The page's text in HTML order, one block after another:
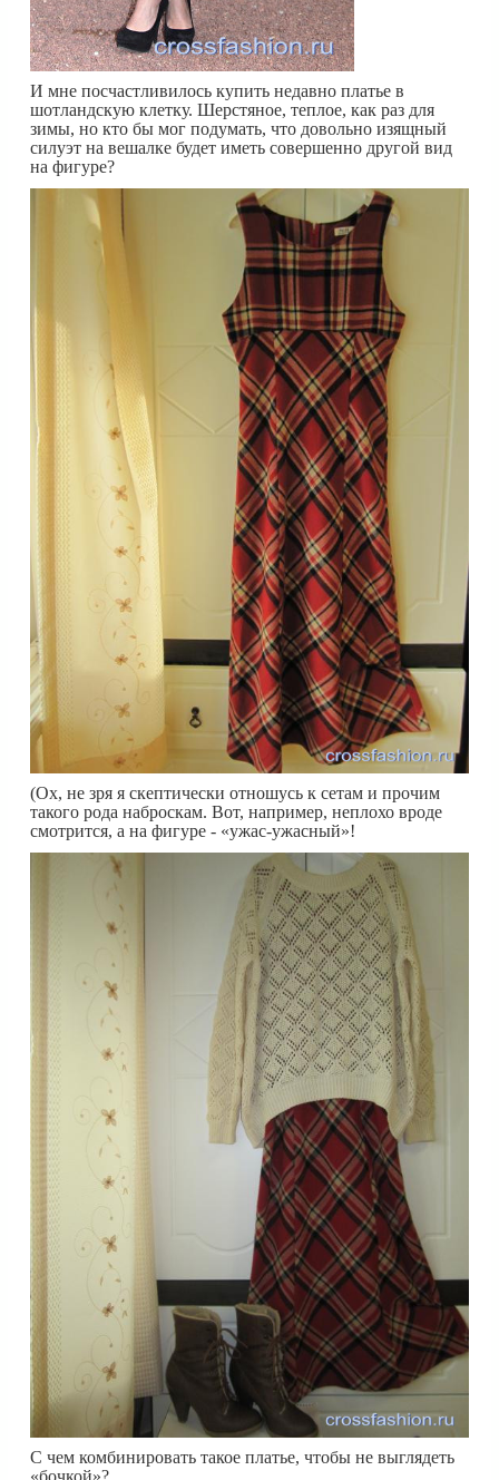
И мне посчастливилось купить недавно платье в
шотландскую клетку. Шерстяное, теплое, как раз для
зимы, но кто бы мог подумать, что довольно изящный
силуэт на вешалке будет иметь совершенно другой вид
на фигуре?
(Ох, не зря я скептически отношусь к сетам и прочим
такого рода наброскам. Вот, например, неплохо вроде
смотрится, а на фигуре - «ужас-ужасный»!
С чем комбинировать такое платье, чтобы не выглядеть